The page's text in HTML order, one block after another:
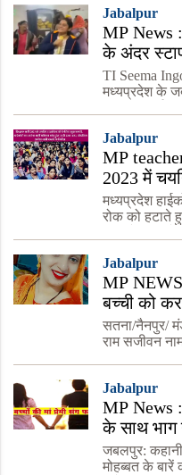
बचे
Jabalpur
MP News
के अंदर
जमकर
TI Seema
मध्यप्रदेश के
कार्यालय के
Jabalpur
MP
2023 में
खुशखबरी,
प्रक्रिया
जॉइनिंग
मध्यप्रदेश
रोक को हटाते
Jabalpur
MP
बच्ची को
लोगो ने
आरोप
सतना/नैनपुर/
राम सजीवन
थी। उक्त
Jabalpur
MP News
के साथ भाग
जबलपुर:
मोहब्बत के बारें